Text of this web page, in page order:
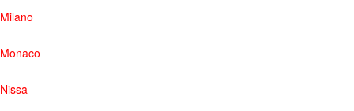
Milano
Monaco
Nissa